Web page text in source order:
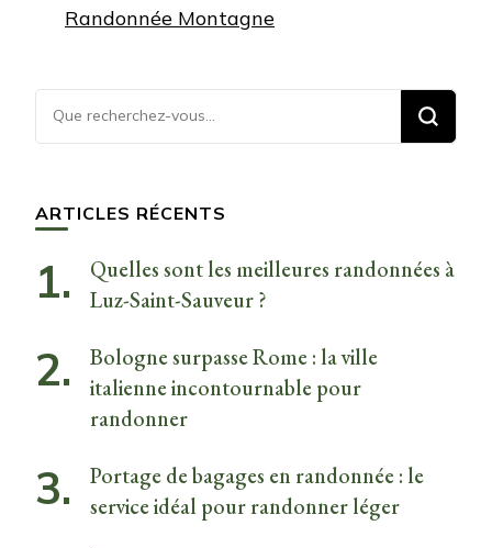
Randonnée Montagne
Vous
recherchiez
ARTICLES RÉCENTS
Quelles sont les meilleures randonnées à
Luz-Saint-Sauveur ?
Bologne surpasse Rome : la ville
italienne incontournable pour
randonner
Portage de bagages en randonnée : le
service idéal pour randonner léger